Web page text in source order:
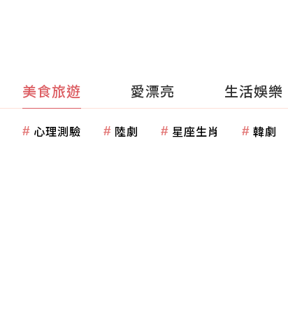
美食旅遊 愛漂亮 生活娛樂
心理測驗 陸劇 星座生肖 韓劇